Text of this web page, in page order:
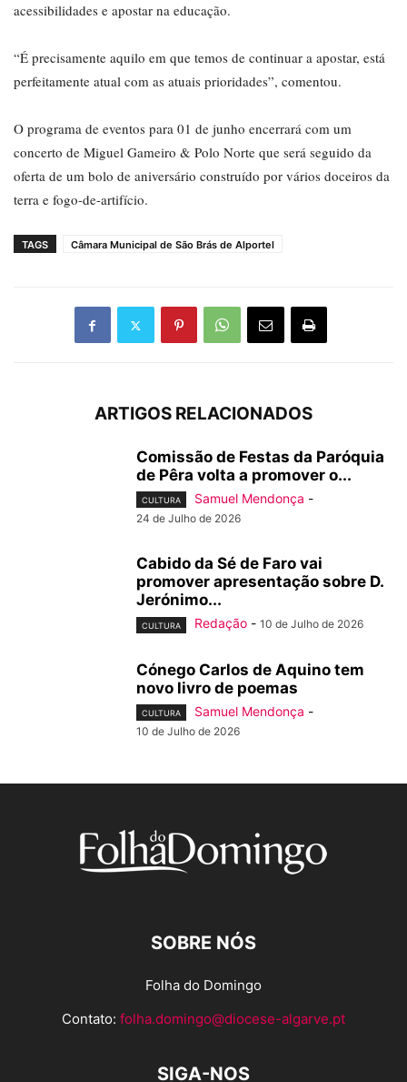
acessibilidades e apostar na educação.
“É precisamente aquilo em que temos de continuar a apostar, está
perfeitamente atual com as atuais prioridades”, comentou.
O programa de eventos para 01 de junho encerrará com um
concerto de Miguel Gameiro & Polo Norte que será seguido da
oferta de um bolo de aniversário construído por vários doceiros da
terra e fogo-de-artifício.
TAGS Câmara Municipal de São Brás de Alportel
ARTIGOS RELACIONADOS
Comissão de Festas da Paróquia
de Pêra volta a promover o...
CULTURA Samuel Mendonça -
24 de Julho de 2026
Cabido da Sé de Faro vai
promover apresentação sobre D.
Jerónimo...
CULTURA Redação - 10 de Julho de 2026
Cónego Carlos de Aquino tem
novo livro de poemas
CULTURA Samuel Mendonça -
10 de Julho de 2026
SOBRE NÓS
Folha do Domingo
Contato: folha.domingo@diocese-algarve.pt
SIGA-NOS